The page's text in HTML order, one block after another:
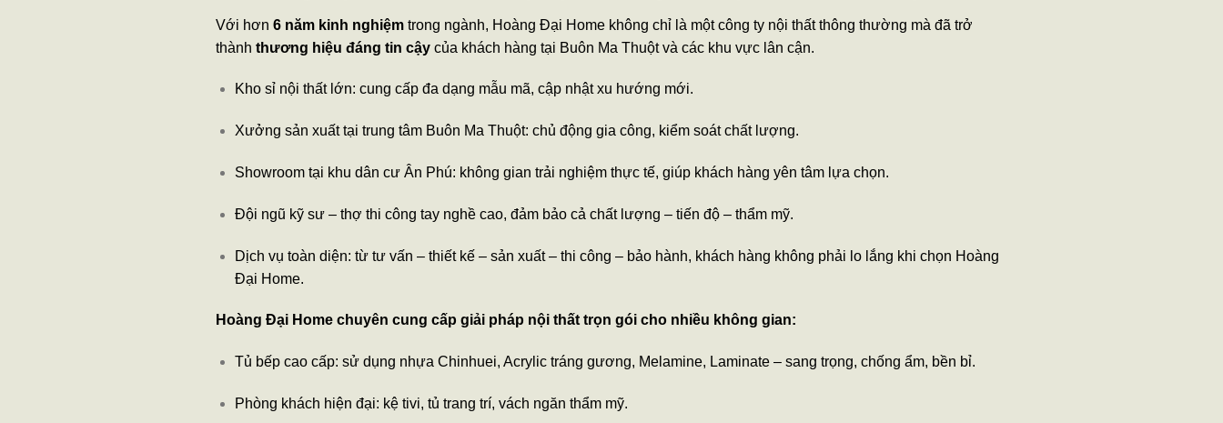
Với hơn 6 năm kinh nghiệm trong ngành, Hoàng Đại Home không chỉ là một công ty nội thất thông thường mà đã trở
thành thương hiệu đáng tin cậy của khách hàng tại Buôn Ma Thuột và các khu vực lân cận.
Kho sỉ nội thất lớn: cung cấp đa dạng mẫu mã, cập nhật xu hướng mới.
Xưởng sản xuất tại trung tâm Buôn Ma Thuột: chủ động gia công, kiểm soát chất lượng.
Showroom tại khu dân cư Ân Phú: không gian trải nghiệm thực tế, giúp khách hàng yên tâm lựa chọn.
Đội ngũ kỹ sư – thợ thi công tay nghề cao, đảm bảo cả chất lượng – tiến độ – thẩm mỹ.
Dịch vụ toàn diện: từ tư vấn – thiết kế – sản xuất – thi công – bảo hành, khách hàng không phải lo lắng khi chọn Hoàng
Đại Home.
Hoàng Đại Home chuyên cung cấp giải pháp nội thất trọn gói cho nhiều không gian:
Tủ bếp cao cấp: sử dụng nhựa Chinhuei, Acrylic tráng gương, Melamine, Laminate – sang trọng, chống ẩm, bền bỉ.
Phòng khách hiện đại: kệ tivi, tủ trang trí, vách ngăn thẩm mỹ.